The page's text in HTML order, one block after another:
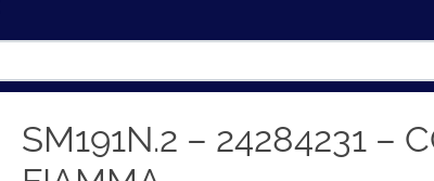
SM191N.2 – 24284231 –